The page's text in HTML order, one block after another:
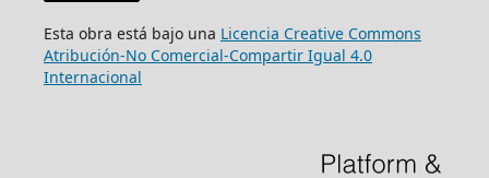
Esta obra está bajo una Licencia Creative Commons
Atribución-No Comercial-Compartir Igual 4.0
Internacional